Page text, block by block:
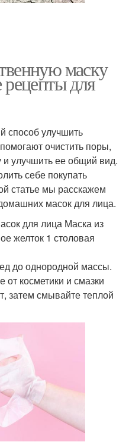
маску
для
способ улучшить
очистить поры,
и улучшить ее общий вид.
себе покупать
статье мы расскажем
масок для лица.
для лица Маска из
желток 1 столовая
до однородной массы.
косметики и смазки
затем смывайте теплой